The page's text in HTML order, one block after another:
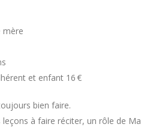
mère
et enfant 16 €
bien faire.
à faire réciter, un rôle de